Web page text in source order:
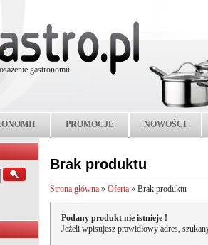
gastronomii
PROMOCJE NOWOŚCI
Brak produktu
Strona główna » Oferta » Brak produktu
Podany produkt nie istnieje !
Jeżeli wpisujesz prawidłowy adres,